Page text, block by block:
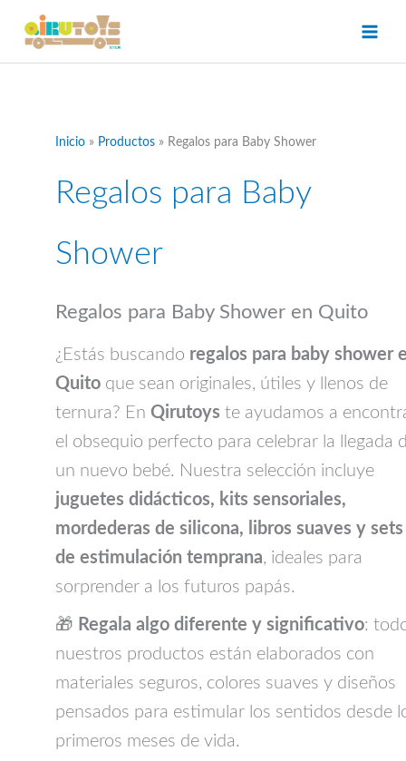
Inicio Productos Regalos para Baby Shower
Regalos para Baby
Shower
Regalos para Baby Shower en Quito
¿Estás buscando regalos para baby shower
Quito que sean originales, útiles y llenos de
ternura? EnQirutoys te ayudamos a
el obsequio perfecto para celebrar la llegada
un nuevo bebé. Nuestra selección incluye
juguetes didácticos, kits sensoriales,
mordederas de silicona, libros suaves y sets
de estimulación temprana, ideales para
sorprender a los futuros papás.
🎁 Regala algo diferente y significativo:
nuestros productos están elaborados con
materiales seguros, colores suaves y diseños
pensados para estimular los sentidos desde
primeros meses de vida.